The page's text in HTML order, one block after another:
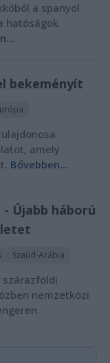
a spanyol
hatóságok
bekeményít
amely
Bővebben...
Újabb háború
Szaúd-Arábia
szárazföldi
nemzetközi